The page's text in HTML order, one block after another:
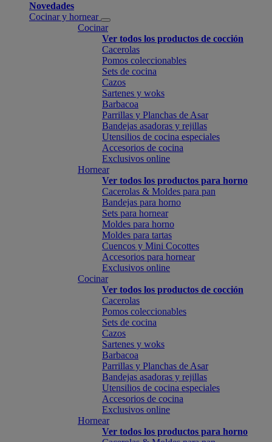
Novedades
Cocinar y hornear
Cocinar
Ver todos los productos de cocción
Cacerolas
Pomos coleccionables
Sets de cocina
Cazos
Sartenes y woks
Barbacoa
Parrillas y Planchas de Asar
Bandejas asadoras y rejillas
Utensilios de cocina especiales
Accesorios de cocina
Exclusivos online
Hornear
Ver todos los productos para horno
Cacerolas & Moldes para pan
Bandejas para horno
Sets para hornear
Moldes para horno
Moldes para tartas
Cuencos y Mini Cocottes
Accesorios para hornear
Exclusivos online
Cocinar
Ver todos los productos de cocción
Cacerolas
Pomos coleccionables
Sets de cocina
Cazos
Sartenes y woks
Barbacoa
Parrillas y Planchas de Asar
Bandejas asadoras y rejillas
Utensilios de cocina especiales
Accesorios de cocina
Exclusivos online
Hornear
Ver todos los productos para horno